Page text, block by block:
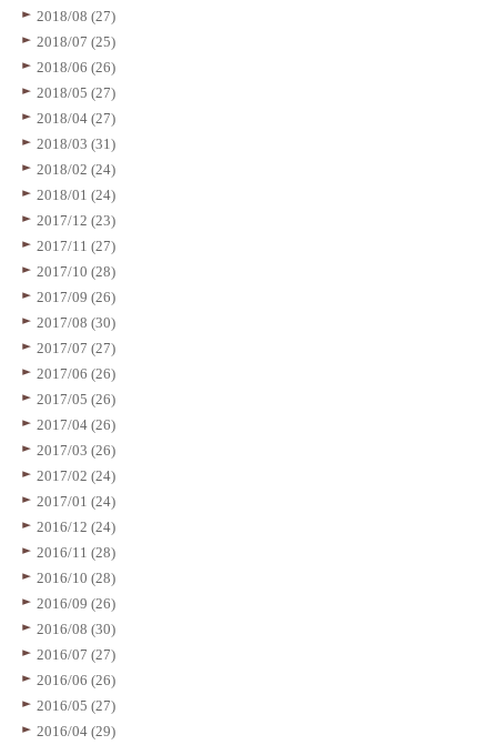
2018/08 (27)
2018/07 (25)
2018/06 (26)
2018/05 (27)
2018/04 (27)
2018/03 (31)
2018/02 (24)
2018/01 (24)
2017/12 (23)
2017/11 (27)
2017/10 (28)
2017/09 (26)
2017/08 (30)
2017/07 (27)
2017/06 (26)
2017/05 (26)
2017/04 (26)
2017/03 (26)
2017/02 (24)
2017/01 (24)
2016/12 (24)
2016/11 (28)
2016/10 (28)
2016/09 (26)
2016/08 (30)
2016/07 (27)
2016/06 (26)
2016/05 (27)
2016/04 (29)